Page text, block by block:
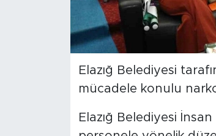
Elazığ Belediyesi
mücadele konulu
Elazığ Belediyesi
Hava Durumu
Tavz Der
Bingöl Kaza Haberleri